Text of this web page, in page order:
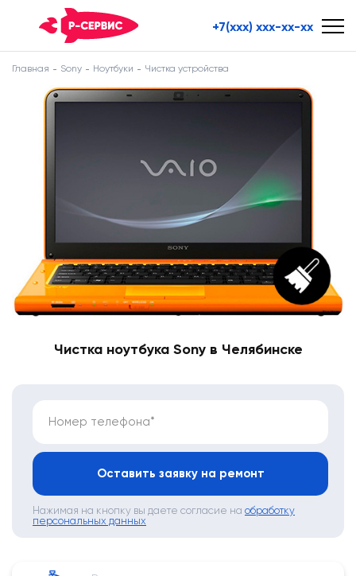
+7(xxx) xxx-xx-xx
Главная Sony Ноутбуки Чистка устройства
Чистка ноутбука Sony в Челябинске
Номер телефона*
Оставить заявку на ремонт
Нажимая на кнопку вы даете согласие на обработку
персональных данных